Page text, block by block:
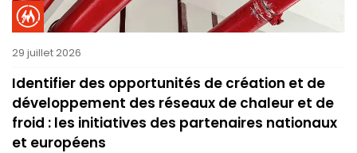
29 juillet 2026
Identifier des opportunités de création et de
développement des réseaux de chaleur et de
froid : les initiatives des partenaires nationaux
et européens